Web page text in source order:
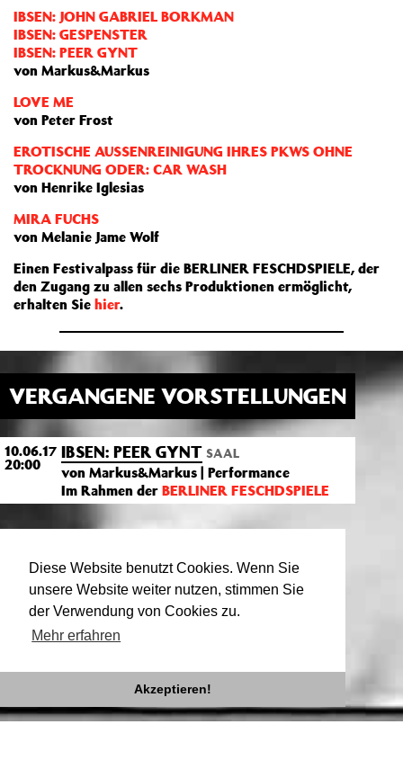
Diese Website benutzt Cookies. Wenn Sie
unsere Website weiter nutzen, stimmen Sie
der Verwendung von Cookies zu.
Mehr erfahren
Akzeptieren!
IBSEN: JOHN GABRIEL BORKMAN
IBSEN: GESPENSTER
IBSEN: PEER GYNT
von Markus&Markus
LOVE ME
von Peter Frost
EROTISCHE AUSSENREINIGUNG IHRES PKWS OHNE
TROCKNUNG ODER: CAR WASH
von Henrike Iglesias
MIRA FUCHS
von Melanie Jame Wolf
Einen Festivalpass für die BERLINER FESCHDSPIELE, der
den Zugang zu allen sechs Produktionen ermöglicht,
erhalten Sie hier.
VERGANGENE VORSTELLUNGEN
10.06.17
20:00
IBSEN: PEER GYNT SAAL
von Markus&Markus | Performance
Im Rahmen der BERLINER FESCHDSPIELE
VON UND MIT
Markus&Markus